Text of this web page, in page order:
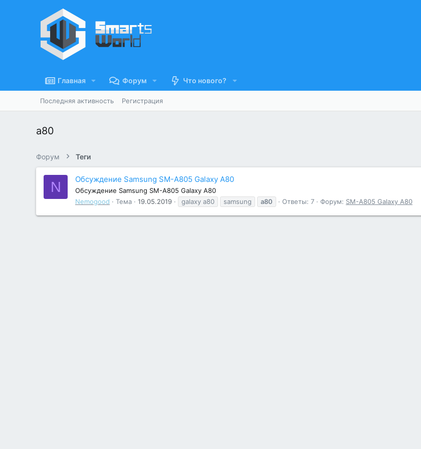
Главная Форум Что нового?
Последняя активность Регистрация
а80
Форум Теги
N Обсуждение Samsung SM-A805 Galaxy A80
Обсуждение Samsung SM-A805 Galaxy A80
Nemogood
Тема 19.05.2019 galaxy a80 samsung а80 Ответы: 7 Форум: SM-A805 Galaxy A80